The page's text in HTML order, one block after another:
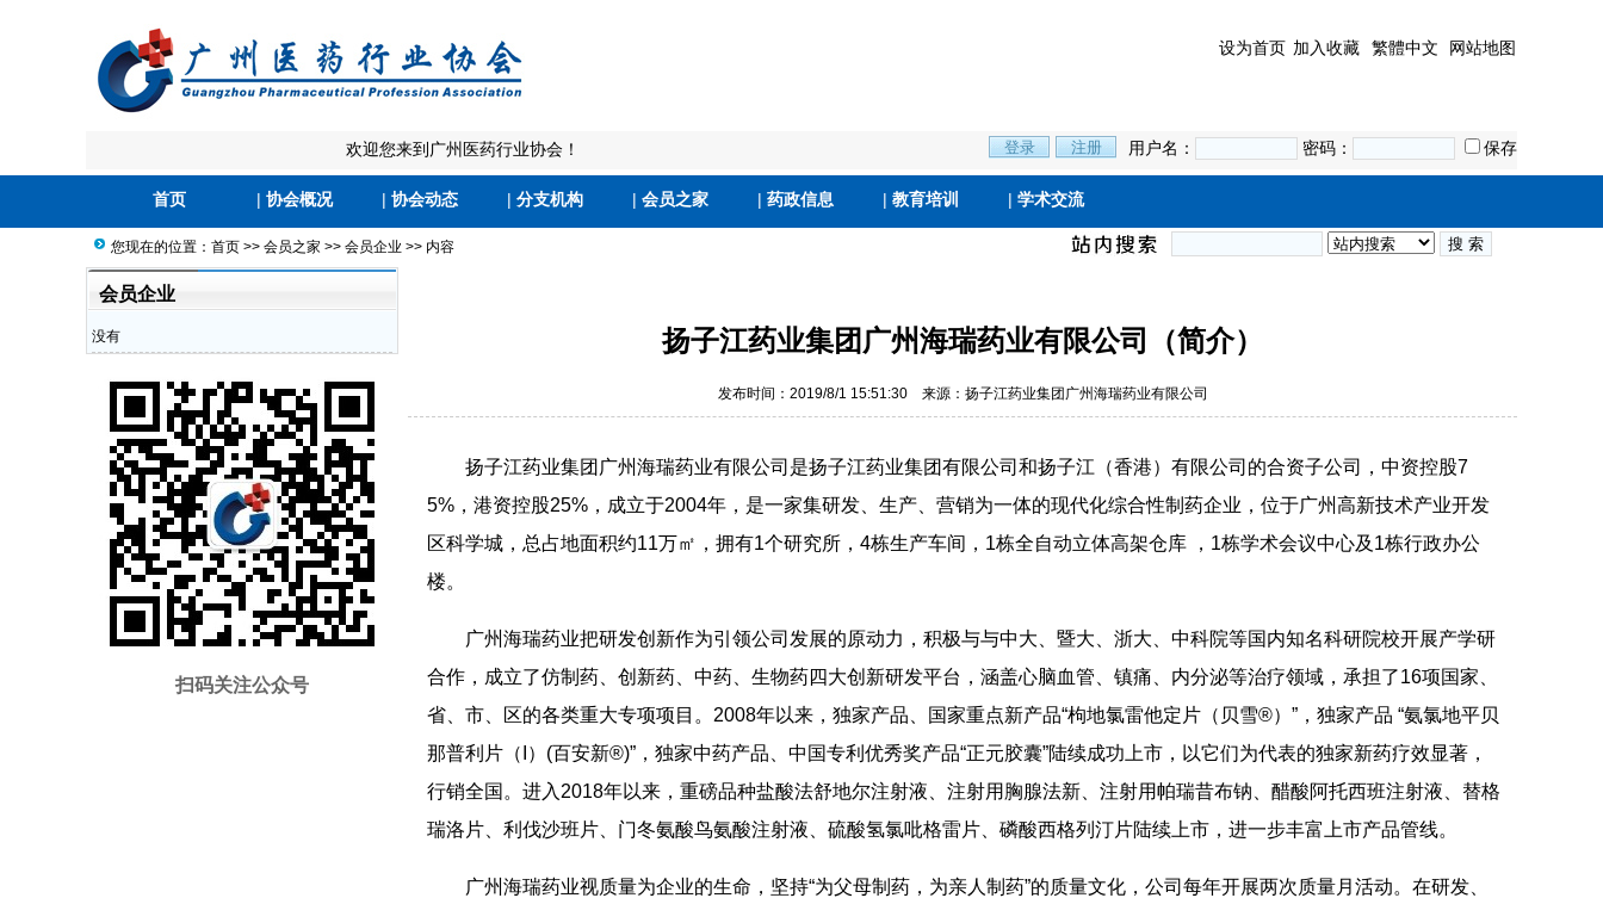
设为首页 加入收藏 繁體中文 网站地图
欢迎您来到广州医药行业协会！ 用户名： 密码： 保存
首页 | 协会概况 | 协会动态 | 分支机构 | 会员之家 | 药政信息 | 教育培训 | 学术交流
您现在的位置： 首页 >> 会员之家 >> 会员企业 >> 内容
扬子江药业集团广州海瑞药业有限公司（简介）
发布时间：2019/8/1 15:51:30 来源：扬子江药业集团广州海瑞药业有限公司
扬子江药业集团广州海瑞药业有限公司是扬子江药业集团有限公司和扬子江（香港）有限公司的合资子公司，中资控股7
5%，港资控股25%，成立于2004年，是一家集研发、生产、营销为一体的现代化综合性制药企业，位于广州高新技术产业开发
区科学城，总占地面积约11万㎡，拥有1个研究所，4栋生产车间，1栋全自动立体高架仓库 ，1栋学术会议中心及1栋行政办公
楼。
广州海瑞药业把研发创新作为引领公司发展的原动力，积极与与中大、暨大、浙大、中科院等国内知名科研院校开展产学研
合作，成立了仿制药、创新药、中药、生物药四大创新研发平台，涵盖心脑血管、镇痛、内分泌等治疗领域，承担了16项国家、
省、市、区的各类重大专项项目。2008年以来，独家产品、国家重点新产品“枸地氯雷他定片（贝雪®）”，独家产品 “氨氯地平贝
那普利片（I）(百安新®)”，独家中药产品、中国专利优秀奖产品“正元胶囊”陆续成功上市，以它们为代表的独家新药疗效显著，
行销全国。进入2018年以来，重磅品种盐酸法舒地尔注射液、注射用胸腺法新、注射用帕瑞昔布钠、醋酸阿托西班注射液、替格
瑞洛片、利伐沙班片、门冬氨酸鸟氨酸注射液、硫酸氢氯吡格雷片、磷酸西格列汀片陆续上市，进一步丰富上市产品管线。
广州海瑞药业视质量为企业的生命，坚持“为父母制药，为亲人制药”的质量文化，公司每年开展两次质量月活动。在研发、
会员企业
没有
扫码关注公众号